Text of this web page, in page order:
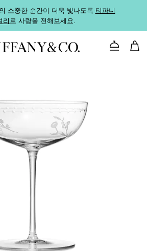
소중한 순간이 더욱 빛나도록 티파니
리로 사랑을 전해보세요.
문의하기